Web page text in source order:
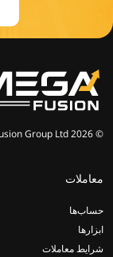
© 2026 Mega Fusion Group Ltd. کلیه حقوق محفوظ است.
معاملات
حساب‌ها
ابزارها
شرایط معاملات